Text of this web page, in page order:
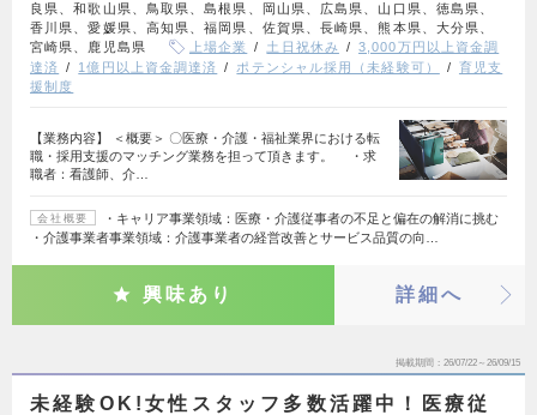
良県、和歌山県、鳥取県、島根県、岡山県、広島県、山口県、徳島県、
香川県、愛媛県、高知県、福岡県、佐賀県、長崎県、熊本県、大分県、
宮崎県、鹿児島県
上場企業 土日祝休み
3,000万円以上資金調
達済
1億円以上資金調達済 ポテンシャル採用（未経験可）
育児支
援制度
【業務内容】 ＜概要＞ 〇医療・介護・福祉業界における転
職・採用支援のマッチング業務を担って頂きます。 ・求
職者：看護師、介…
会社概要
・キャリア事業領域：医療・介護従事者の不足と偏在の解消に挑む
・介護事業者事業領域：介護事業者の経営改善とサービス品質の向…
興味あり 詳細へ
掲載期間 26/07/22～26/09/15
未経験OK!女性スタッフ多数活躍中！医療従